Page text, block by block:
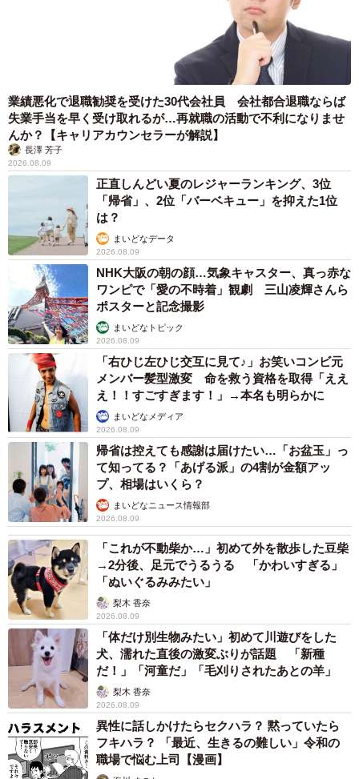
業績悪化で退職勧奨を受けた30代会社員 会社都合退職ならば
失業手当を早く受け取れるが…再就職の活動で不利になりませ
んか？【キャリアカウンセラーが解説】
長澤 芳子
2026.08.09
正直しんどい夏のレジャーランキング、3位
「帰省」、2位「バーベキュー」を抑えた1位
は？
まいどなデータ
2026.08.09
NHK大阪の朝の顔…気象キャスター、真っ赤な
ワンピで「愛の不時着」観劇 三山凌輝さんら
ポスターと記念撮影
まいどなトピック
2026.08.09
「右ひじ左ひじ交互に見て♪」お笑いコンビ元
メンバー髪型激変 命を救う資格を取得「ええ
え！！すごすぎます！」→本名も明らかに
まいどなメディア
2026.08.09
帰省は控えても感謝は届けたい…「お盆玉」っ
て知ってる？「あげる派」の4割が金額アッ
プ、相場はいくら？
まいどなニュース情報部
2026.08.09
「これが不動柴か…」初めて外を散歩した豆柴
→2分後、足元でうるうる 「かわいすぎる」
「ぬいぐるみみたい」
梨木 香奈
2026.08.09
「体だけ別生物みたい」初めて川遊びをした
犬、濡れた直後の激変ぶりが話題 「新種
だ！」「河童だ」「毛刈りされたあとの羊」
梨木 香奈
2026.08.09
異性に話しかけたらセクハラ？ 黙っていたら
フキハラ？ 「最近、生きるの難しい」令和の
職場で悩む上司【漫画】